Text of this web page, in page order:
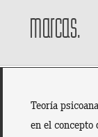
marcas.
Teoría
en el concepto